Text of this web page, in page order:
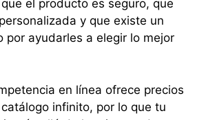
el producto es seguro, que
y que existe un
por ayudarles a elegir lo mejor
en línea ofrece precios
infinito, por lo que tu